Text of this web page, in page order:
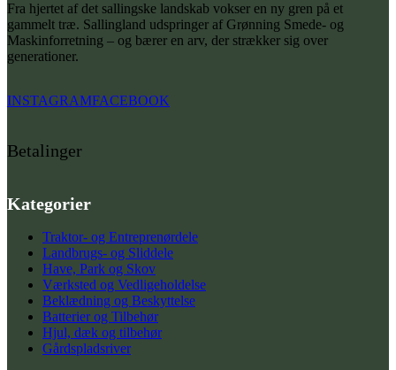
Fra hjertet af det sallingske landskab vokser en ny gren på et
gammelt træ. Sallingland udspringer af Grønning Smede- og
Maskinforretning – og bærer en arv, der strækker sig over
generationer.
INSTAGRAMFACEBOOK
Betalinger
Kategorier
Traktor- og Entreprenørdele
Landbrugs- og Sliddele
Have, Park og Skov
Værksted og Vedligeholdelse
Beklædning og Beskyttelse
Batterier og Tilbehør
Hjul, dæk og tilbehør
Gårdspladsriver